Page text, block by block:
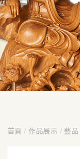
首頁/ 作品展示 /藝品